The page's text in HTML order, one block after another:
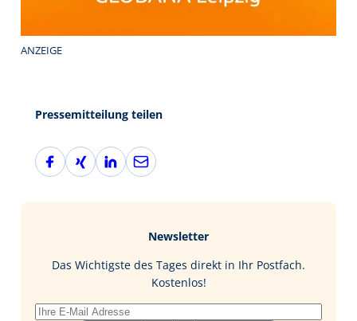
ANZEIGE
Pressemitteilung teilen
F
a
X
i
L
i
I
E
-
Newsletter
Das Wichtigste des Tages direkt in Ihr Postfach.
Kostenlos!